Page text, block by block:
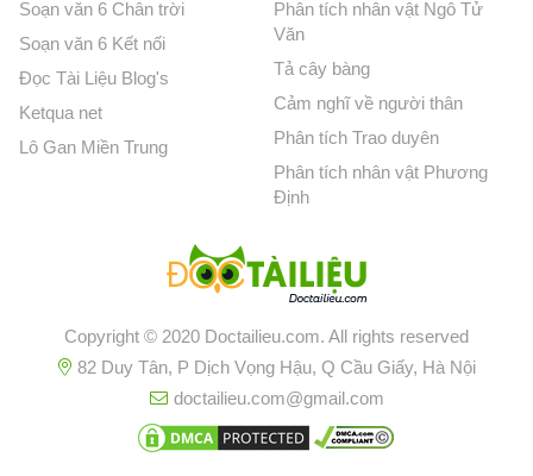
Soạn văn 6 Chân trời
Soạn văn 6 Kết nối
Đọc Tài Liệu Blog's
Ketqua net
Lô Gan Miền Trung
Phân tích nhân vật Ngô Tử
Văn
Tả cây bàng
Cảm nghĩ về người thân
Phân tích Trao duyên
Phân tích nhân vật Phương
Định
Copyright © 2020 Doctailieu.com. All rights reserved
82 Duy Tân, P Dịch Vọng Hậu, Q Cầu Giấy, Hà Nội
doctailieu.com@gmail.com